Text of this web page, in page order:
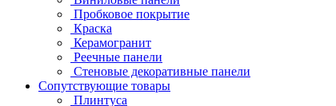
Пробковое покрытие
Краска
Керамогранит
Реечные панели
Стеновые декоративные панели
Сопутствующие товары
Плинтуса